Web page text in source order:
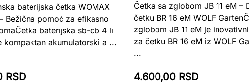
baterijska četka WOMAX
Bežična pomoć za efikasno
baterijska sb-cb 4 li
kompaktan akumulatorski a ...
RSD
Četka sa zglobom JB 11 eM –
četku BR 16 eM WOLF
zglobom JB 11 eM je
za četku BR 16 eM iz WOLF
...
4.600,00 RSD